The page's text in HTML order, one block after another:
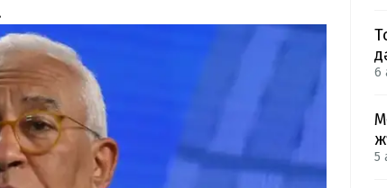
6
5